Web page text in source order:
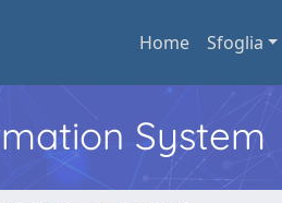
Home Sfoglia
System